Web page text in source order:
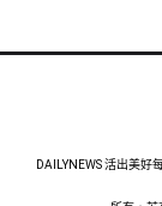
DAILYNEWS 活出美好